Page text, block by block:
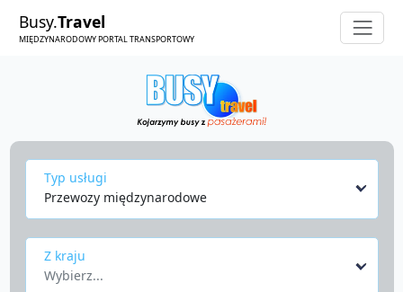
Busy.Travel
MIĘDZYNARODOWY PORTAL TRANSPORTOWY
Typ usługi
Przewozy międzynarodowe
Z kraju
Wybierz...